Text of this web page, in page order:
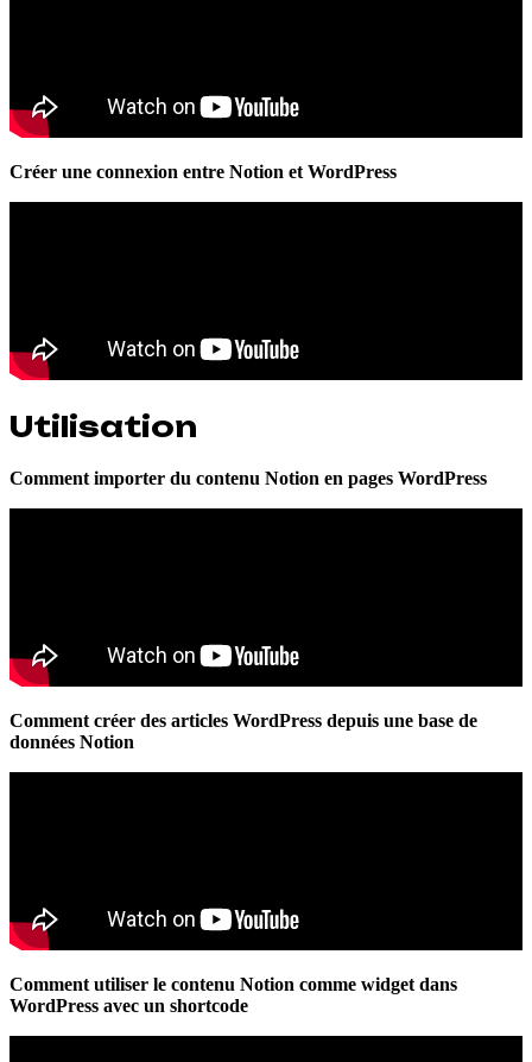
Créer une connexion entre Notion et WordPress
Utilisation
Comment importer du contenu Notion en pages WordPress
Comment créer des articles WordPress depuis une base de
données Notion
Comment utiliser le contenu Notion comme widget dans
WordPress avec un shortcode